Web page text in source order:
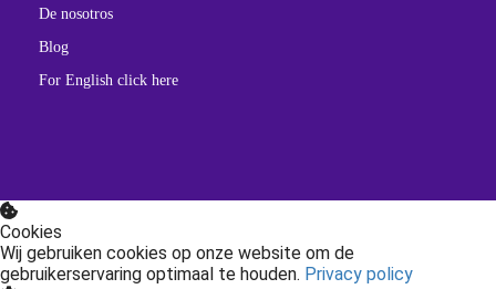
De nosotros
Blog
For English click here
Cookies
Wij gebruiken cookies op onze website om de
gebruikerservaring optimaal te houden. Privacy policy